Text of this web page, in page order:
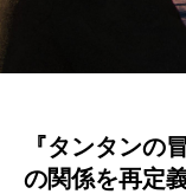
『タンタンの
の関係を再定